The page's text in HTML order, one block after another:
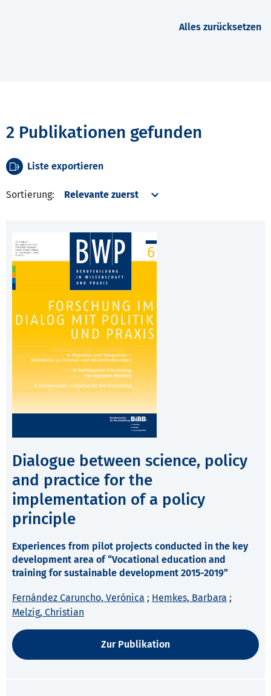
Alles zurücksetzen
2 Publikationen gefunden
Liste exportieren
Sortierung:
Dialogue between science, policy
and practice for the
implementation of a policy
principle
Experiences from pilot projects conducted in the key
development area of “Vocational education and
training for sustainable development 2015-2019”
Fernández Caruncho, Verónica ; Hemkes, Barbara ;
Melzig, Christian
Zur Publikation